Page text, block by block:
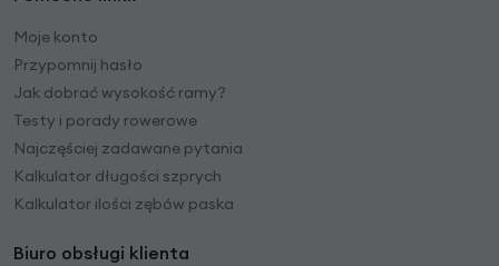
Moje konto
Przypomnij hasło
Jak dobrać wysokość ramy?
Testy i porady rowerowe
Najczęściej zadawane pytania
Kalkulator długości szprych
Kalkulator ilości zębów paska
Biuro obsługi klienta